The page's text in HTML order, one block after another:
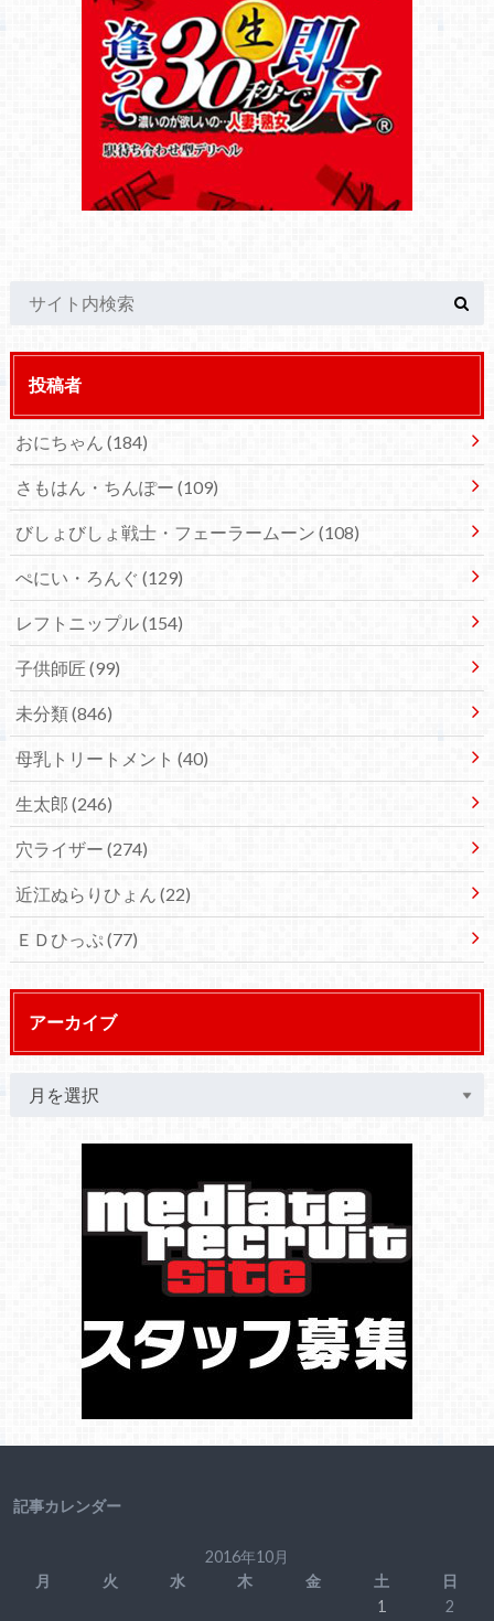
投稿者
おにちゃん (184)
さもはん・ちんぽー (109)
びしょびしょ戦士・フェーラームーン (108)
ぺにい・ろんぐ (129)
レフトニップル(154)
子供師匠 (99)
未分類(846)
母乳トリートメント (40)
生太郎 (246)
穴ライザー (274)
近江ぬらりひょん (22)
ＥＤひっぷ (77)
アーカイブ
記事カレンダー
2016年10月
月
火 水 木 金 土
日
1
2